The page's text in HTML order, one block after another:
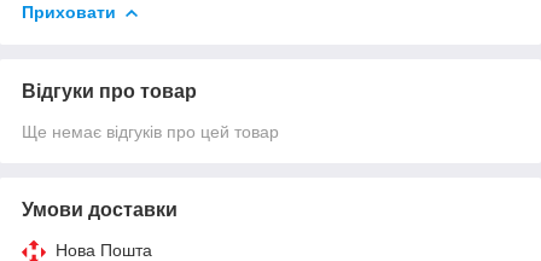
Приховати
Відгуки про товар
Ще немає відгуків про цей товар
Умови доставки
Нова Пошта